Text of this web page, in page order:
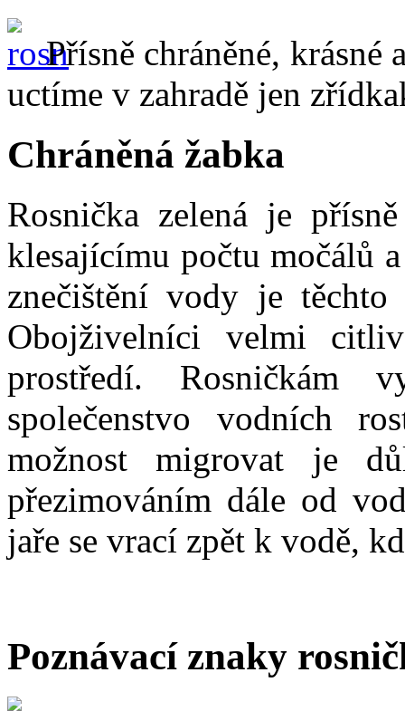
Přísně chráněné,
uctíme v zahradě jen
Chráněná žabka
Rosnička zelená je
klesajícímu počtu močálů
znečištění vody je
Obojživelníci velmi
prostředí. Rosničkám
společenstvo vodních
možnost migrovat je
přezimováním dále od
jaře se vrací zpět k vodě,
Poznávací znaky